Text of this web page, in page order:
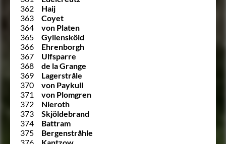
362
Haij
363
Coyet
364
von Platen
365
Gyllensköld
366
Ehrenborgh
367
Ulfsparre
368
de la Grange
369
Lagerstråle
370
von Paykull
371
von Plomgren
372
Nieroth
373
Skjöldebrand
374
Battram
375
Bergenstråhle